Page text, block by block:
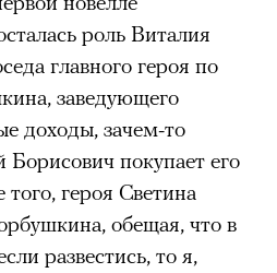
роль Виталия
главного героя по
заведующего
доходы, зачем-то
покупает его
героя Светина
обещая, что в
развестись, то я,